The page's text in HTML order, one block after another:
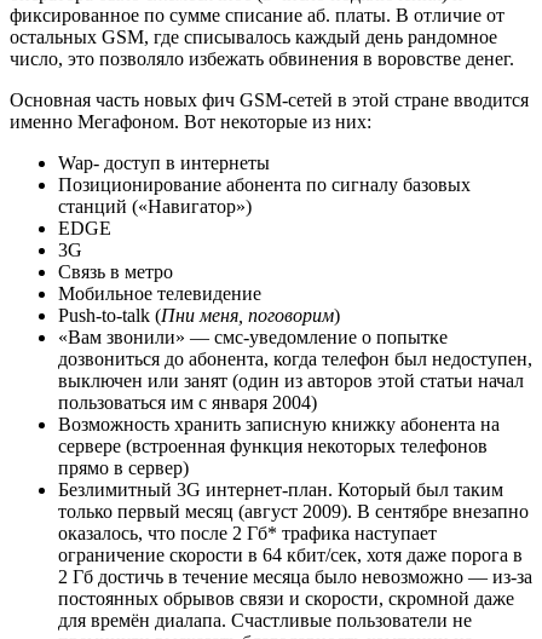
фиксированное по сумме списание аб. платы. В отличие от
остальных GSM, где списывалось каждый день рандомное
число, это позволяло избежать обвинения в воровстве денег.
Основная часть новых фич GSM-сетей в этой стране вводится
именно Мегафоном. Вот некоторые из них:
Wap- доступ в интернеты
Позиционирование абонента по сигналу базовых
станций («Навигатор»)
EDGE
3G
Связь в метро
Мобильное телевидение
Push-to-talk (Пни меня, поговорим)
«Вам звонили» — смс-уведомление о попытке
дозвониться до абонента, когда телефон был недоступен,
выключен или занят (один из авторов этой статьи начал
пользоваться им с января 2004)
Возможность хранить записную книжку абонента на
сервере (встроенная функция некоторых телефонов
прямо в сервер)
Безлимитный 3G интернет-план. Который был таким
только первый месяц (август 2009). В сентябре внезапно
оказалось, что после 2 Гб* трафика наступает
ограничение скорости в 64 кбит/сек, хотя даже порога в
2 Гб достичь в течение месяца было невозможно — из-за
постоянных обрывов связи и скорости, скромной даже
для времён диалапа. Счастливые пользователи не